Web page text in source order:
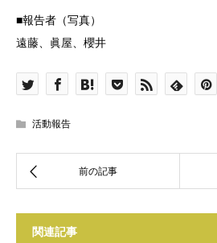
■報告者（写真）
遠藤、眞屋、櫻井
活動報告
関連記事